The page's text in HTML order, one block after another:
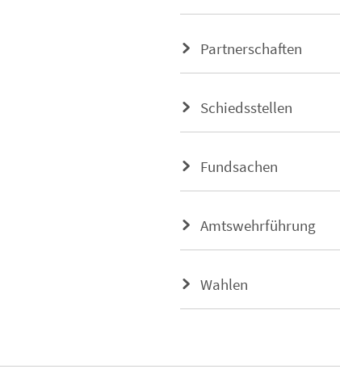
Partnerschaften
Schiedsstellen
Fundsachen
Amtswehrführung
Wahlen